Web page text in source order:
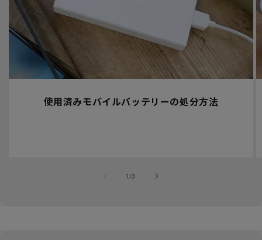
使用済みモバイルバッテリーの処分方法
1 /
の3